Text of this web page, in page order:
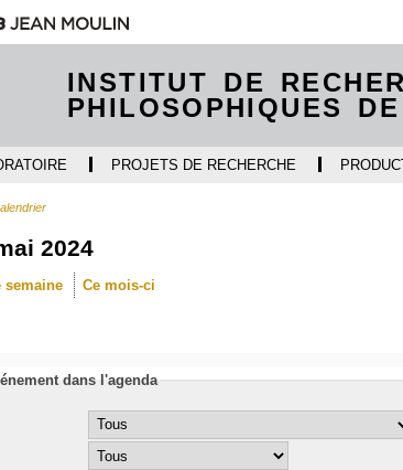
INSTITUT DE
PHILOSOPHIQUES
PROJETS DE RECHERCHE
2024
semaine Ce mois-ci
dans l'agenda